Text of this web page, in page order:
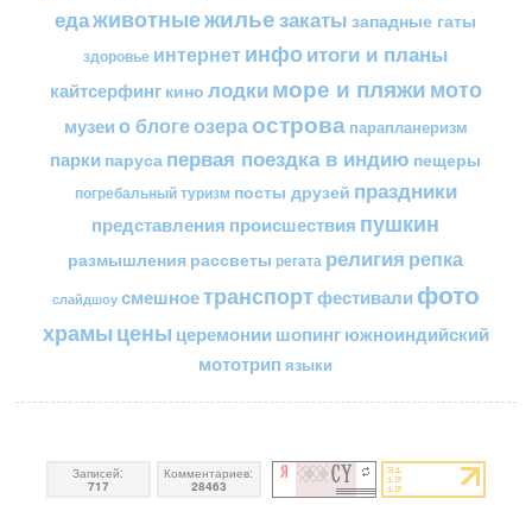
едаживотныежильезакаты западные гаты
здоровье интернетинфоитоги и планы
кайтсерфинг кино лодкиморе и пляжимото
музеи о блогеозераострова парапланеризм
парки паруса первая поездка в индию пещеры
погребальный туризм посты друзей праздники
представления происшествия пушкин
размышления рассветы регата религия репка
слайдшоу смешноетранспортфестивали фото
храмы цены церемонии шопингюжноиндийский
мототрип языки
Записей:
717
Комментариев:
28463